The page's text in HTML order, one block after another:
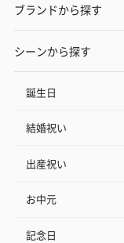
ブランドから探す
シーンから探す
誕生日
結婚祝い
出産祝い
お中元
記念日